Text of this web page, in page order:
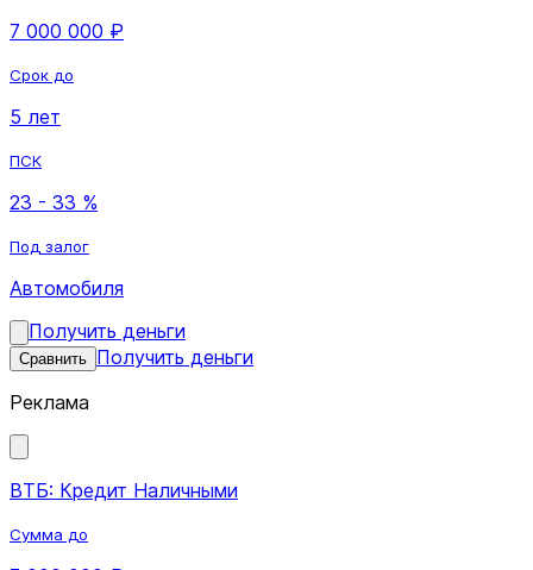
7 000 000 ₽
Срок до
5 лет
ПСК
23 - 33 %
Под залог
Автомобиля
Получить деньги
Сравнить Получить деньги
Реклама
ВТБ: Кредит Наличными
Сумма до